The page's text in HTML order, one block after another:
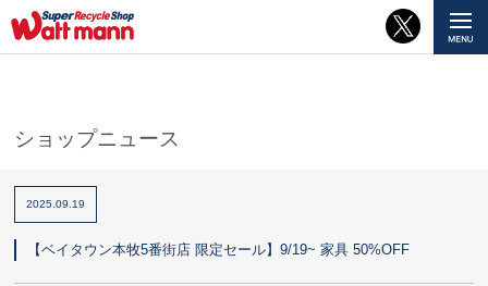
ショップニュース
2025.09.19
【ベイタウン本牧5番街店 限定セール】9/19~ 家具 50%OFF